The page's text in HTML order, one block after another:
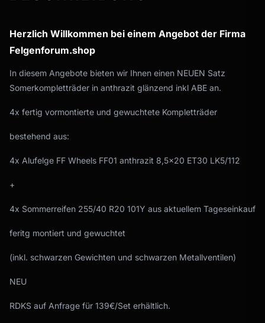
Herzlich Willkommen bei einem Angebot der Firma
Felgenforum.shop
In diesem Angebote bieten wir Ihnen einen NEUEN Satz
Somerkompletträder in anthrazit glänzend inkl ABE an.
4x fertig vormontierte und gewuchtete Kompletträder
bestehend aus:
4x Alufelge FF Wheels FF01 anthrazit 8,5x20 ET30 LK5/112
+
4x Sommerreifen 255/40 R20 101Y aus aktuellem Tageseinkauf
feritg montiert und gewuchtet
(inkl. schwarzen Gewichten und schwarzen Metallventilen)
NEU
RDKS auf Anfrage für 139€/Set erhältlich.